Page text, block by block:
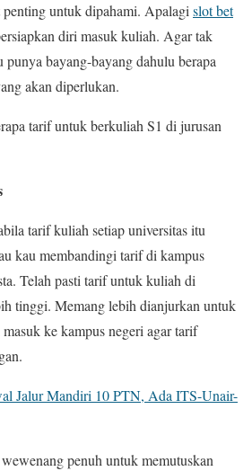
untuk dipahami. Apalagislot bet
diri masuk kuliah. Agar tak
punya bayang-bayang dahulu berapa
akan diperlukan.
tarif untuk berkuliah S1 di jurusan
tarif kuliah setiap universitas itu
kau membandingi tarif di kampus
Telah pasti tarif untuk kuliah di
tinggi. Memang lebih dianjurkan untuk
ke kampus negeri agar tarif
Jalur Mandiri 10 PTN, Ada ITS-Unair-
penuh untuk memutuskan